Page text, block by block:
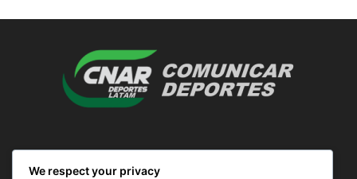
We respect your privacy